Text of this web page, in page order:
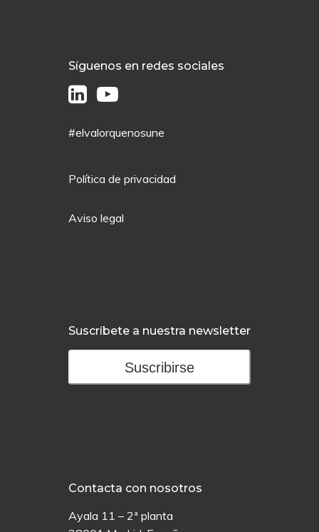
Síguenos en redes sociales
#elvalorquenosune
Política de privacidad
Aviso legal
Suscríbete a nuestra newsletter
Suscribirse
Contacta con nosotros
Ayala 11 – 2ª planta